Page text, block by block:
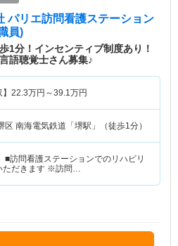
パリエ訪問看護ステーション
員)
1分！インセンティブ制度あり！
語聴覚士さん募集♪
22.3万円～39.1万円
区 南海電気鉄道「堺駅」（徒歩1分）
■訪問看護ステーションでのリハビリ
ただきます ※訪問…